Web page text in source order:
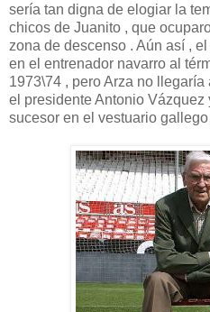
sería tan digna de elogiar la
chicos de Juanito , que
zona de descenso . Aún así ,
en el entrenador navarro al
1973\74 , pero Arza no
el presidente Antonio Vázquez
sucesor en el vestuario gallego